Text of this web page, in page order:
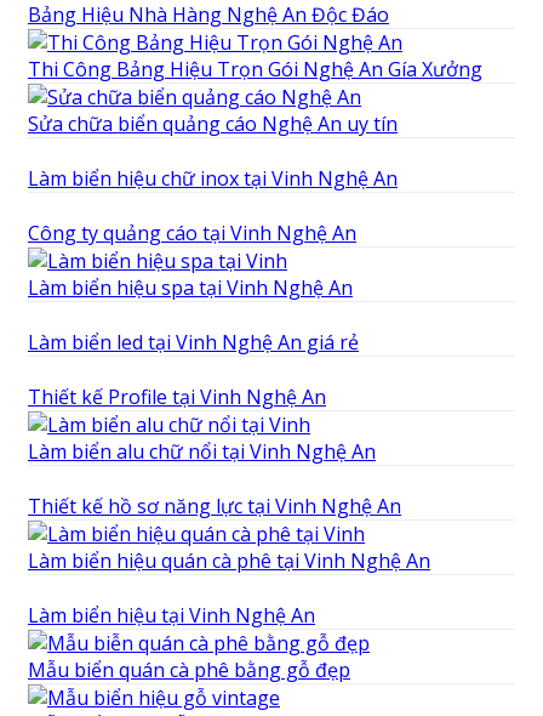
Bảng Hiệu Nhà Hàng Nghệ An Độc Đáo
Thi Công Bảng Hiệu Trọn Gói Nghệ An Gía Xưởng
Sửa chữa biển quảng cáo Nghệ An uy tín
Làm biển hiệu chữ inox tại Vinh Nghệ An
Công ty quảng cáo tại Vinh Nghệ An
Làm biển hiệu spa tại Vinh Nghệ An
Làm biển led tại Vinh Nghệ An giá rẻ
Thiết kế Profile tại Vinh Nghệ An
Làm biển alu chữ nổi tại Vinh Nghệ An
Thiết kế hồ sơ năng lực tại Vinh Nghệ An
Làm biển hiệu quán cà phê tại Vinh Nghệ An
Làm biển hiệu tại Vinh Nghệ An
Mẫu biển quán cà phê bằng gỗ đẹp